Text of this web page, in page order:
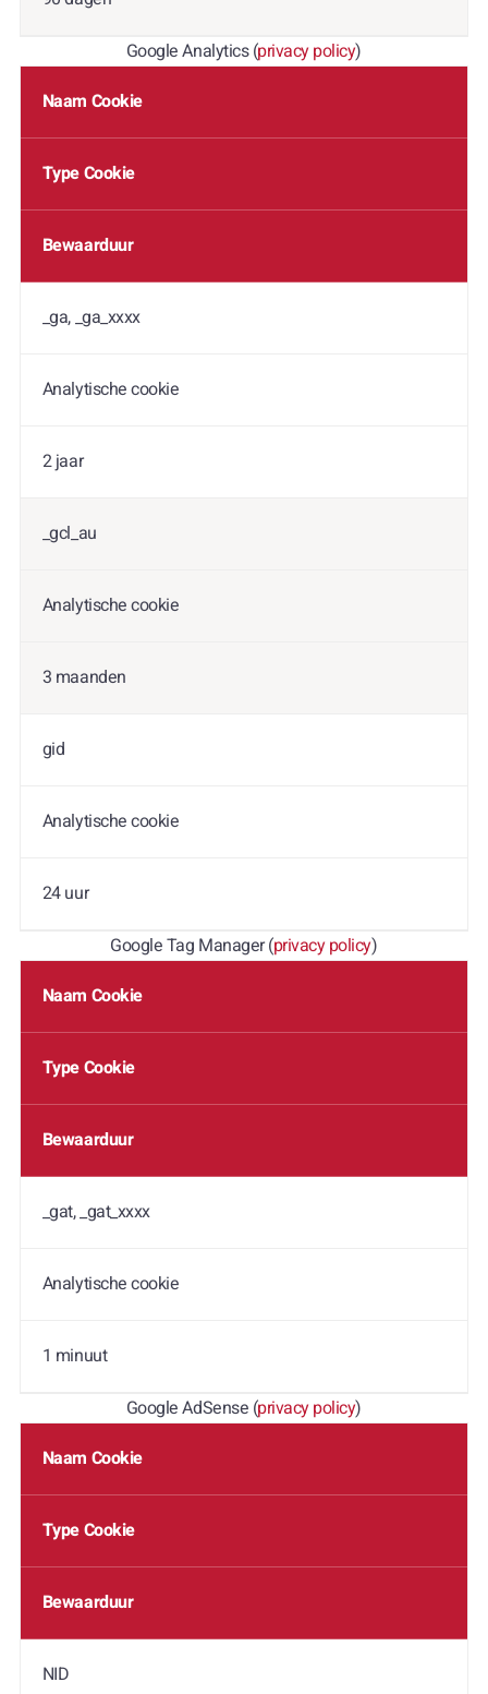
Google Analytics (privacy policy)
Naam Cookie
Type Cookie
Bewaarduur
_ga, _ga_xxxx
Analytische cookie
2 jaar
_gcl_au
Analytische cookie
3 maanden
gid
Analytische cookie
24 uur
Google Tag Manager (privacy policy)
Naam Cookie
Type Cookie
Bewaarduur
_gat, _gat_xxxx
Analytische cookie
1 minuut
Google AdSense (privacy policy)
Naam Cookie
Type Cookie
Bewaarduur
NID